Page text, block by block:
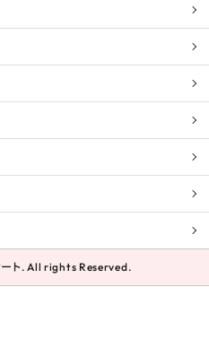
ト. All rights Reserved.